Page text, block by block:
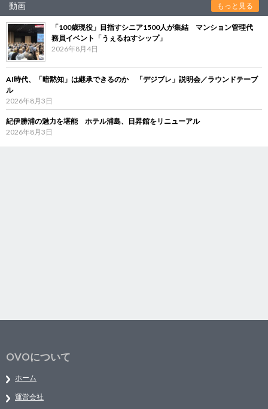
動画 もっと見る
「100歳現役」目指すシニア1500人が集結 マンション管理代
務員イベント「うぇるねすシップ」
2026年8月4日
AI時代、「暗黙知」は継承できるのか 「デジブレ」説明会／ラウンドテーブ
ル
2026年8月3日
紀伊勝浦の魅力を堪能 ホテル浦島、日昇館をリニューアル
2026年8月3日
OVOについて
ホーム
運営会社